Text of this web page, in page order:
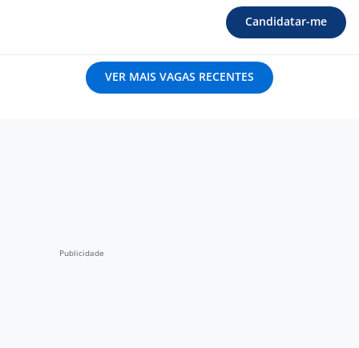
Candidatar-me
VER MAIS VAGAS RECENTES